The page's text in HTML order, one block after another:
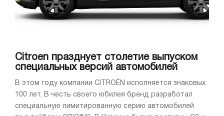
Citroen празднует столетие выпуском
специальных версий автомобилей
В этом году компании CITROЁN исполняется знаковых
100 лет. В честь своего юбилея бренд разработал
специальную лимитированную серию автомобилей